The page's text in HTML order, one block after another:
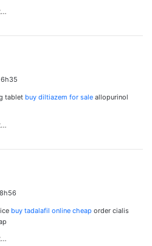
tablet buy diltiazem for sale allopurinol
buy tadalafil online cheap order cialis